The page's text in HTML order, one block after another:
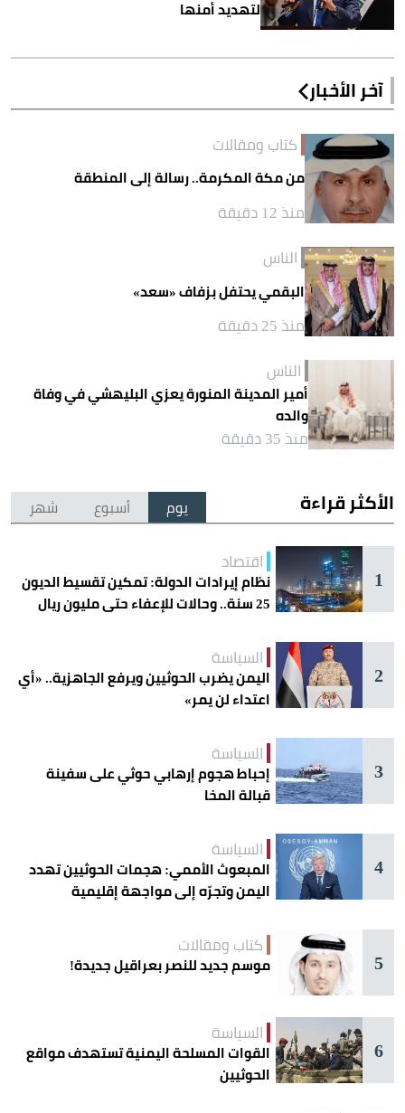
لتهديد أمنها
آخر الأخبار
كتاب ومقالات
من مكة المكرمة.. رسالة إلى المنطقة
منذ 12 دقيقة
الناس
البقمي يحتفل بزفاف «سعد»
منذ 25 دقيقة
الناس
أمير المدينة المنورة يعزي البليهشي في وفاة
والده
منذ 35 دقيقة
الأكثر قراءة يوم أسبوع شهر
1
اقتصاد
نظام إيرادات الدولة: تمكين تقسيط الديون
25 سنة.. وحالات للإعفاء حتى مليون ريال
2
السياسة
اليمن يضرب الحوثيين ويرفع الجاهزية.. «أي
اعتداء لن يمر»
3
السياسة
إحباط هجوم إرهابي حوثي على سفينة
قبالة المخا
4
السياسة
المبعوث الأممي: هجمات الحوثيين تهدد
اليمن وتجرّه إلى مواجهة إقليمية
5
كتاب ومقالات
موسم جديد للنصر بعراقيل جديدة!
6
السياسة
القوات المسلحة اليمنية تستهدف مواقع
الحوثيين